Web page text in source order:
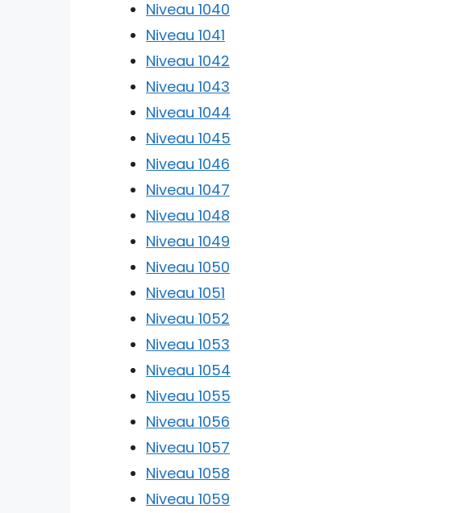
Niveau 1040
Niveau 1041
Niveau 1042
Niveau 1043
Niveau 1044
Niveau 1045
Niveau 1046
Niveau 1047
Niveau 1048
Niveau 1049
Niveau 1050
Niveau 1051
Niveau 1052
Niveau 1053
Niveau 1054
Niveau 1055
Niveau 1056
Niveau 1057
Niveau 1058
Niveau 1059